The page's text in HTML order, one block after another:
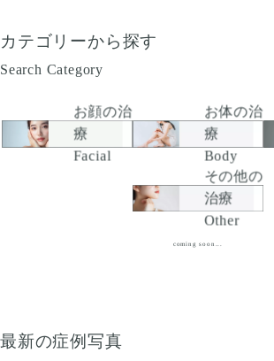
カテゴリーから探す
Search Category
お顔の治
療
Facial
お体の治
療
Body
その他の
治療
Other
coming soon...
最新の症例写真